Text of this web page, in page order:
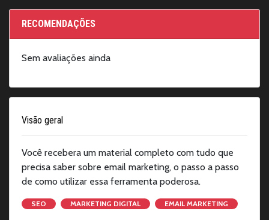
m
o
RECOMENDAÇÕES
Sem avaliações ainda
Visão geral
Você recebera um material completo com tudo que
precisa saber sobre email marketing, o passo a passo
de como utilizar essa ferramenta poderosa.
SEO MARKETING DIGITAL EMAIL MARKETING